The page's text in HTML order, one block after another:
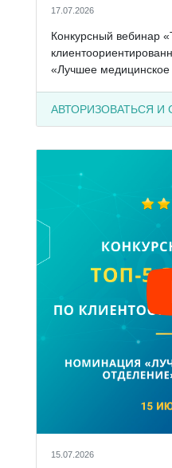
17.07.2026
Конкурсный вебинар
«Лучшее
АВТОРИЗОВАТЬСЯ И
15.07.2026